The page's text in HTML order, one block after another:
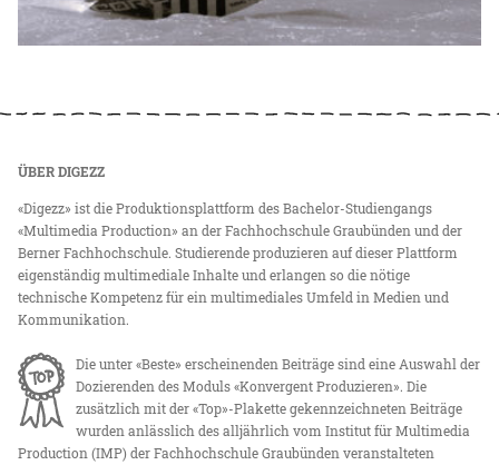
ÜBER DIGEZZ
«Digezz» ist die Produktionsplattform des Bachelor-Studiengangs
«Multimedia Production» an der Fachhochschule Graubünden und der
Berner Fachhochschule. Studierende produzieren auf dieser Plattform
eigenständig multimediale Inhalte und erlangen so die nötige
technische Kompetenz für ein multimediales Umfeld in Medien und
Kommunikation.
Die unter «Beste» erscheinenden Beiträge sind eine Auswahl der
Dozierenden des Moduls «Konvergent Produzieren». Die
zusätzlich mit der «Top»-Plakette gekennzeichneten Beiträge
wurden anlässlich des alljährlich vom Institut für Multimedia
Production (IMP) der Fachhochschule Graubünden veranstalteten